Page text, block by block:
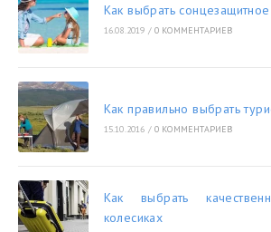
Как выбрать
16.08.2019 / 0 КОММЕНТАРИЕВ
Как правильно выбрать
15.10.2016 / 0 КОММЕНТАРИЕВ
Как выбрать
колесиках